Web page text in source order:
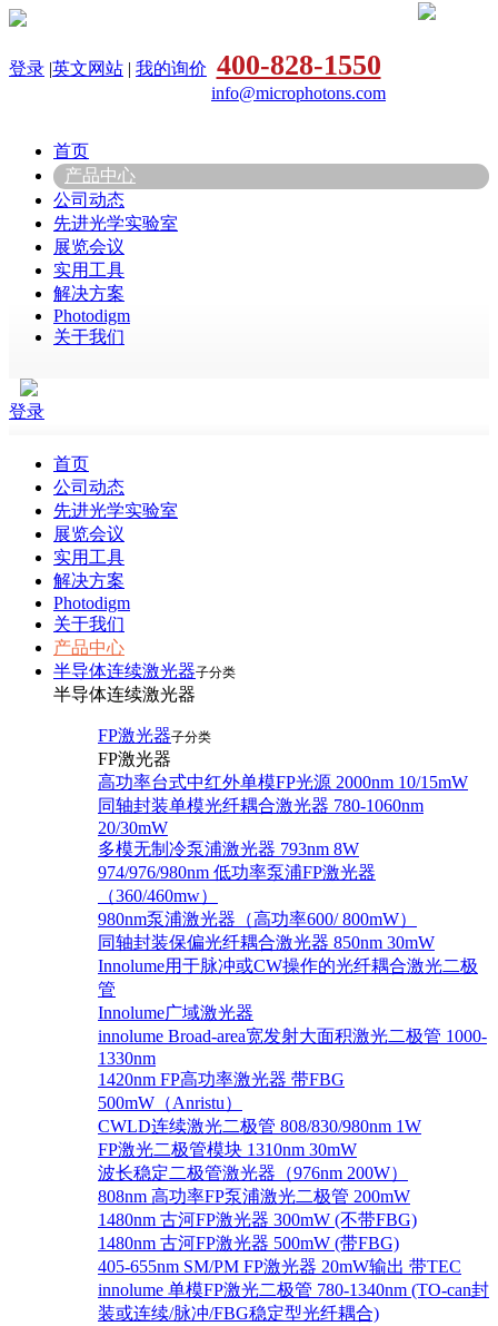
登录 |英文网站 | 我的询价 400-828-1550
info@microphotons.com
首页
产品中心
公司动态
先进光学实验室
展览会议
实用工具
解决方案
Photodigm
关于我们
登录
首页
公司动态
先进光学实验室
展览会议
实用工具
解决方案
Photodigm
关于我们
产品中心
半导体连续激光器子分类
半导体连续激光器
FP激光器子分类
FP激光器
高功率台式中红外单模FP光源 2000nm 10/15mW
同轴封装单模光纤耦合激光器 780-1060nm
20/30mW
多模无制冷泵浦激光器 793nm 8W
974/976/980nm 低功率泵浦FP激光器
（360/460mw）
980nm泵浦激光器（高功率600/ 800mW）
同轴封装保偏光纤耦合激光器 850nm 30mW
Innolume用于脉冲或CW操作的光纤耦合激光二极
管
Innolume广域激光器
innolume Broad-area宽发射大面积激光二极管 1000-
1330nm
1420nm FP高功率激光器 带FBG
500mW（Anristu）
CWLD连续激光二极管 808/830/980nm 1W
FP激光二极管模块 1310nm 30mW
波长稳定二极管激光器（976nm 200W）
808nm 高功率FP泵浦激光二极管 200mW
1480nm 古河FP激光器 300mW (不带FBG)
1480nm 古河FP激光器 500mW (带FBG)
405-655nm SM/PM FP激光器 20mW输出 带TEC
innolume 单模FP激光二极管 780-1340nm (TO-can封
装或连续/脉冲/FBG稳定型光纤耦合)